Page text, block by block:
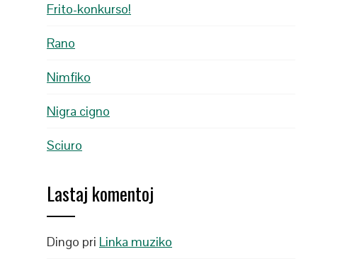
Frito-konkurso!
Rano
Nimfiko
Nigra cigno
Sciuro
Lastaj komentoj
Dingo pri Linka muziko